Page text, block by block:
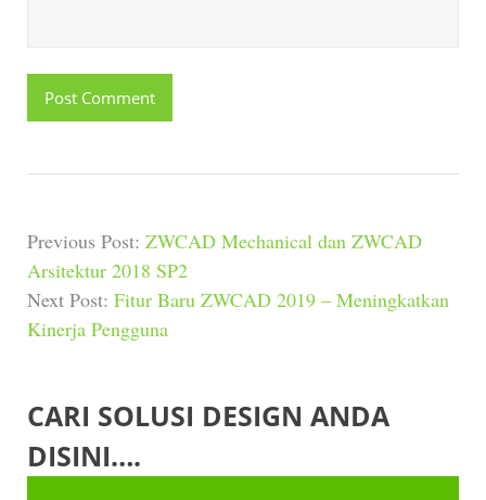
Previous Post: ZWCAD Mechanical dan ZWCAD
Arsitektur 2018 SP2
Next Post: Fitur Baru ZWCAD 2019 – Meningkatkan
Kinerja Pengguna
CARI SOLUSI DESIGN ANDA
DISINI….